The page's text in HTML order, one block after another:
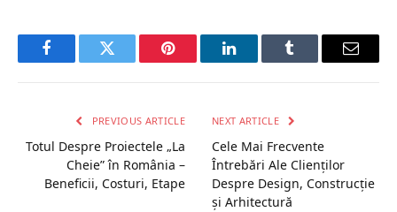
FacebookTwitter Pinterest LinkedInTumblr Email
PREVIOUS ARTICLE
Totul Despre Proiectele „La
Cheie” în România –
Beneficii, Costuri, Etape
NEXT ARTICLE
Cele Mai Frecvente
Întrebări Ale Clienților
Despre Design, Construcție
și Arhitectură